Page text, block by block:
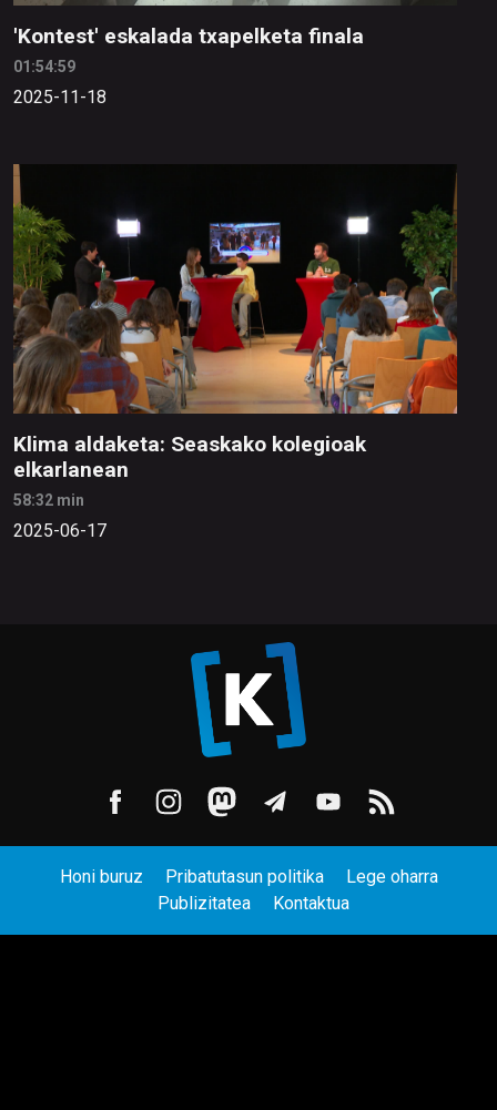
'Kontest' eskalada txapelketa finala
01:54:59
2025-11-18
Klima aldaketa: Seaskako kolegioak
elkarlanean
58:32 min
2025-06-17
Honi buruz Pribatutasun politika
Lege oharra
Publizitatea
Kontaktua